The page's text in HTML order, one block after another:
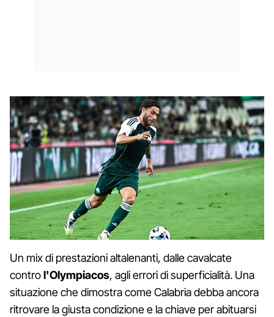
Un mix di prestazioni altalenanti, dalle cavalcate
control'Olympiacos, agli errori di superficialità. Una
situazione che dimostra come Calabria debba ancora
ritrovare la giusta condizione e la chiave per abituarsi